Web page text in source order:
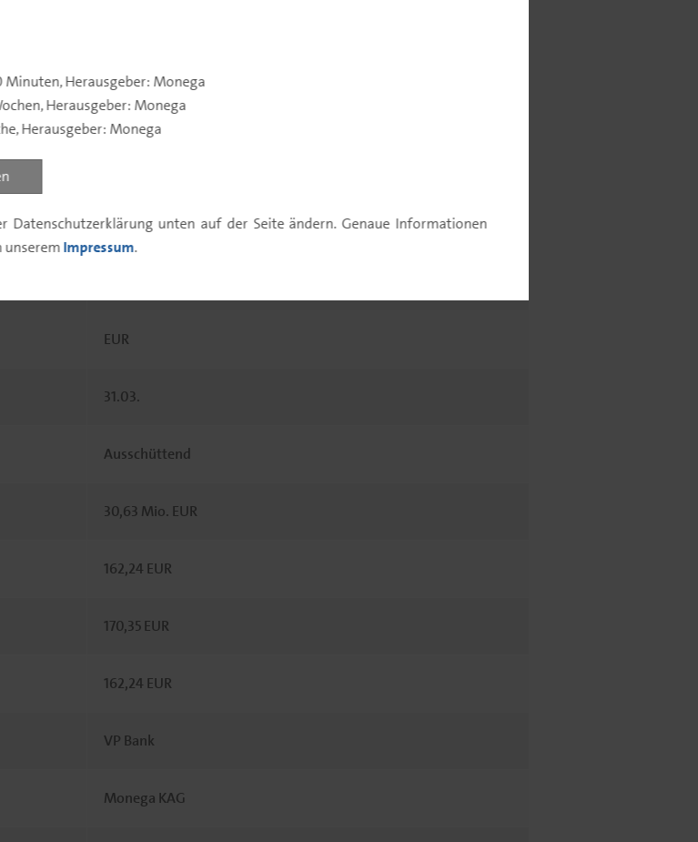
Herausgeber: Monega
Herausgeber: Monega
Herausgeber: Monega
Datenschutzerklärung unten auf der Seite ändern. Genaue Informationen
unseremImpressum.
Mischfonds
A0B6KH
EUR
31.03.
Ausschüttend
30,63 Mio. EUR
162,24 EUR
170,35 EUR
162,24 EUR
VP Bank
Monega KAG